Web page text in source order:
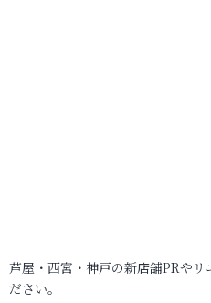
芦屋・西宮・神戸の新店舗PRや
ださい。